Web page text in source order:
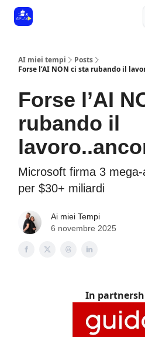
AI miei tempi
Posts
Forse l’AI NON ci sta rubando il
Forse l’AI
rubando il
Microsoft firma 3
per $30+ miliardi
Ai miei Tempi
6 novembre 2025
In